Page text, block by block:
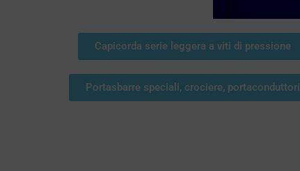
Capicorda serie leggera a viti di pressione
Portasbarre speciali, crociere, portaconduttori